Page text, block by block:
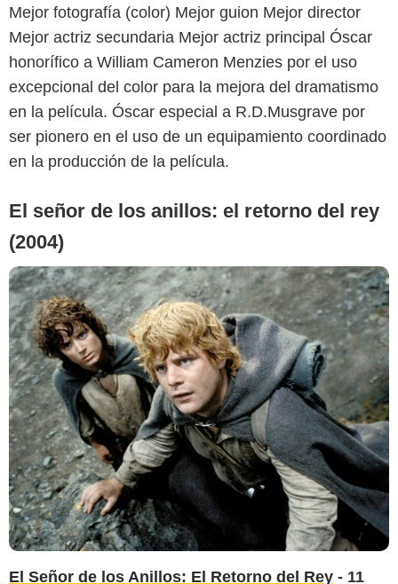
Mejor fotografía (color) Mejor guion Mejor director
Mejor actriz secundaria Mejor actriz principal Óscar
honorífico a William Cameron Menzies por el uso
excepcional del color para la mejora del dramatismo
en la película. Óscar especial a R.D.Musgrave por
ser pionero en el uso de un equipamiento coordinado
en la producción de la película.
El señor de los anillos: el retorno del rey
(2004)
El Señor de los Anillos: El Retorno del Rey - 11